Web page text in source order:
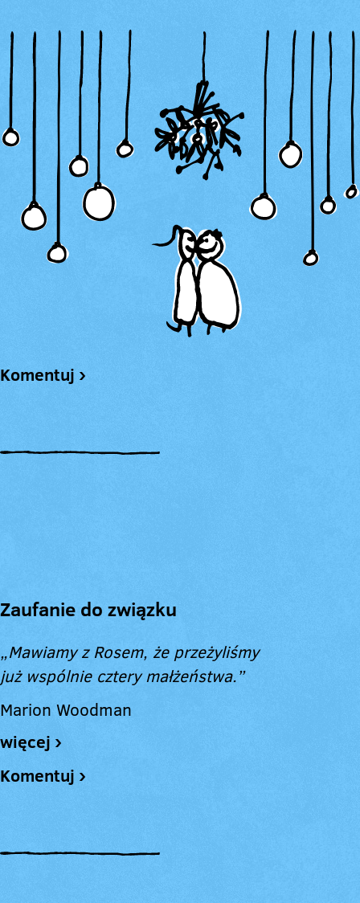
Komentuj ›
Zaufanie do związku
„Mawiamy z Rosem, że przeżyliśmy
już wspólnie cztery małżeństwa.”
Marion Woodman
więcej ›
Komentuj ›